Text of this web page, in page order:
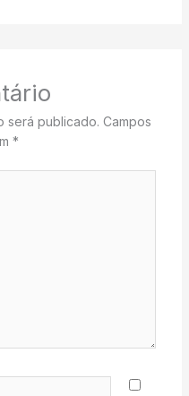
será publicado. Campos
*